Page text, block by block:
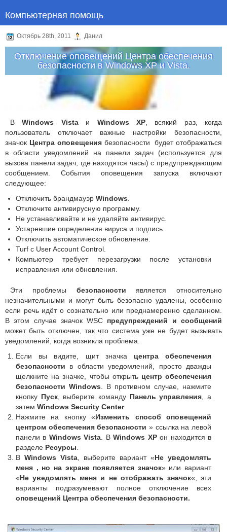
Компьютерная помощь
Октябрь 28th, 2011 Данил
Отключение оповещений Центра обеспечения
безопасности в Windows XP и Vista.
ВWindows Vista и Windows XP, всякий раз, когда
пользователь отключает важные настройки безопасности,
значок Центра оповещения безопасности будет отображаться
в области уведомлений на панели задач (используется для
вызова панели задач, где находятся часы) с предупреждающим
сообщением. События оповещения запуска включают
следующее:
Отключить брандмауэр Windows
Отключите антивирусную программу.
Не устанавливайте и не удаляйте антивирус.
Устаревшие определения вируса и подпись.
Отключить автоматическое обновление.
Turf с User Account Control.
Компьютер требует перезагрузки после установки
исправления или обновления.
Эти проблемы безопасности является относительно
незначительными и могут быть безопасно удалены, особенно
если речь идёт о сознательно или преднамеренно сделанном.
В этом случае значок WSC предупреждений и сообщений
может быть отключен, так что система уже не будет вызывать
уведомлений, когда возникла проблема.
Если вы видите, щит значка центра обеспечения
безопасности в области уведомлений, просто дважды
щелкните на значке, чтобы открыть центр обеспечения
безопасности Windows . В противном случае, нажмите
кнопку Пуск, выберите команду Панель управления , а
затем Windows Security Center.
Нажмите на кнопку «Изменить способ оповещений
центром обеспечения безопасности » ссылка на левой
панели в Windows Vista . ВWindows XPон находится в
разделе Ресурсы
В Windows Vista , выберите вариант «Не уведомлять
меня , но на экране появляется значок» или вариант
«Не уведомлять меня и не отображать значок«, эти
варианты подразумевают полное отключение всех
оповещений Центра обеспечения безопасности.